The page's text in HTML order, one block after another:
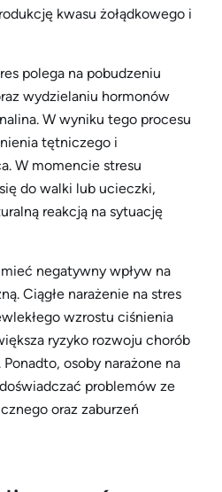
kwasu żołądkowego i
polega na pobudzeniu
wydzielaniu hormonów
W wyniku tego procesu
tętniczego i
W momencie stresu
do walki lub ucieczki,
reakcją na sytuację
negatywny wpływ na
Ciągłe narażenie na stres
wzrostu ciśnienia
ryzyko rozwoju chorób
osoby narażone na
problemów ze
oraz zaburzeń